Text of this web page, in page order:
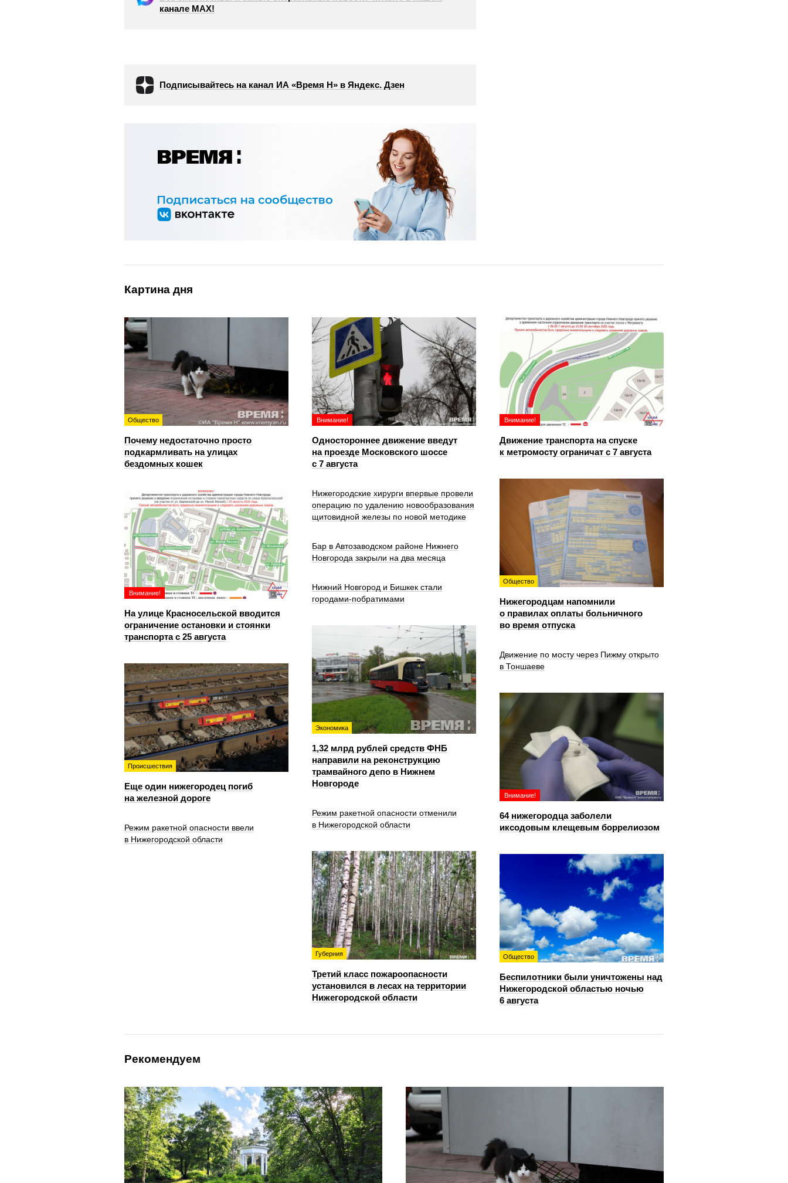
канале МАХ!
Подписывайтесь на канал ИА «Время Н» в Яндекс. Дзен
Картина дня
Общество
Почему недостаточно просто
подкармливать на улицах
бездомных кошек
Внимание!
Одностороннее движение введут
на проезде Московского шоссе
с 7 августа
Внимание!
Движение транспорта на спуске
к метромосту ограничат с 7 августа
Общество
Нижегородцам напомнили
о правилах оплаты больничного
во время отпуска
Внимание!
На улице Красносельской вводится
ограничение остановки и стоянки
транспорта с 25 августа
Нижегородские хирурги впервые провели
операцию по удалению новообразования
щитовидной железы по новой методике
Бар в Автозаводском районе Нижнего
Новгорода закрыли на два месяца
Нижний Новгород и Бишкек стали
городами-побратимами
Экономика
1,32 млрд рублей средств ФНБ
направили на реконструкцию
трамвайного депо в Нижнем
Новгороде
Движение по мосту через Пижму открыто
в Тоншаеве
Происшествия
Еще один нижегородец погиб
на железной дороге
Внимание!
64 нижегородца заболели
иксодовым клещевым боррелиозом
Режим ракетной опасности отменили
в Нижегородской области
Режим ракетной опасности ввели
в Нижегородской области
Губерния
Третий класс пожароопасности
установился в лесах на территории
Нижегородской области
Общество
Беспилотники были уничтожены над
Нижегородской областью ночью
6 августа
Рекомендуем